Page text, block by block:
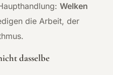
Welken
die Arbeit, der
dasselbe